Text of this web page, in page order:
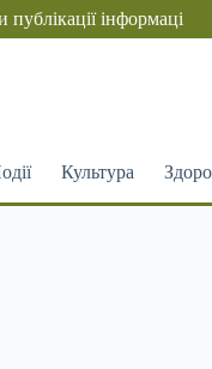
публікації інформаці
Культура